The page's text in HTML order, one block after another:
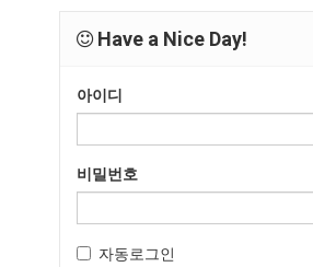
Have a Nice Day!
아이디
비밀번호
자동로그인